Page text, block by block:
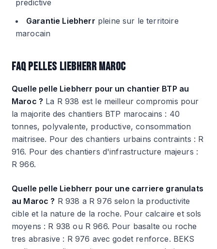
predictive
Garantie Liebherr pleine sur le territoire
marocain
FAQ PELLES LIEBHERR MAROC
Quelle pelle Liebherr pour un chantier BTP au
Maroc ? La R 938 est le meilleur compromis pour
la majorite des chantiers BTP marocains : 40
tonnes, polyvalente, productive, consommation
maitrisee. Pour des chantiers urbains contraints : R
916. Pour des chantiers d'infrastructure majeurs :
R 966.
Quelle pelle Liebherr pour une carriere granulats
au Maroc ? R 938 a R 976 selon la productivite
cible et la nature de la roche. Pour calcaire et sols
moyens : R 938 ou R 966. Pour basalte ou roche
tres abrasive : R 976 avec godet renforce. BEKS